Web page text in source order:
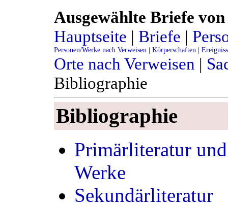
Ausgewählte Briefe
Hauptseite | Briefe |
Personen/Werke nach Verweisen | Körperschaften |
Orte nach Verweisen |
Bibliographie
Bibliographie
Primärliteratur
Werke
Sekundärliteratur